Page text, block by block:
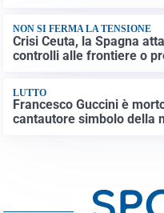
NON SI FERMA LA TENSIONE
Crisi Ceuta, la Spagna
controlli alle frontiere o
LUTTO
Francesco Guccini è
cantautore simbolo della